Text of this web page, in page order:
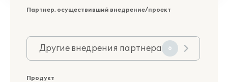
Партнер, осуществивший внедрение/проект
Другие внедрения партнера 6
Продукт